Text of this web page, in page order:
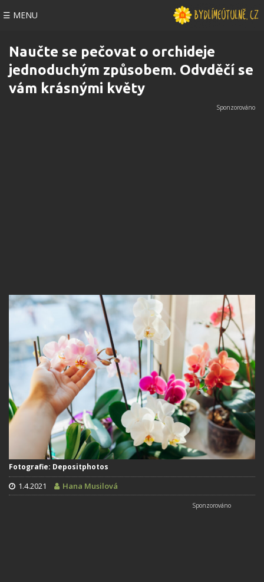
☰ MENU
Naučte se pečovat o orchideje
jednoduchým způsobem. Odvděčí se
vám krásnými květy
Fotografie: Depositphotos
1.4.2021 Hana Musilová